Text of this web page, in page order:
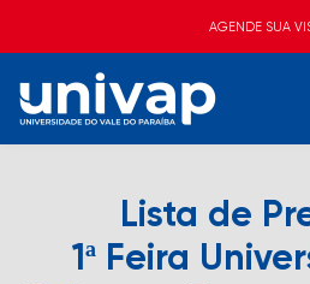
AGENDE SUA
Lista de
1ª Feira